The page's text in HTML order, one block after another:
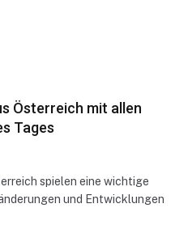
Österreich mit allen
Tages
spielen eine wichtige
und Entwicklungen